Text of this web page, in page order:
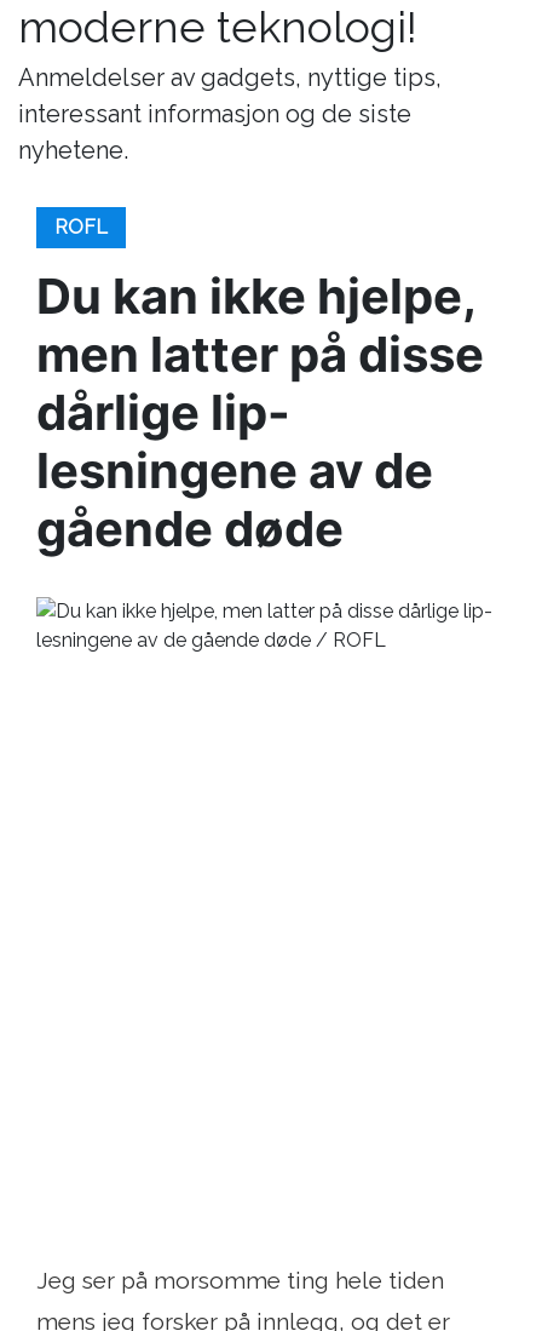
moderne teknologi!
Anmeldelser av gadgets, nyttige tips,
interessant informasjon og de siste
nyhetene.
ROFL
Du kan ikke hjelpe,
men latter på disse
dårlige lip-
lesningene av de
gående døde
Jeg ser på morsomme ting hele tiden
mens jeg forsker på innlegg, og det er